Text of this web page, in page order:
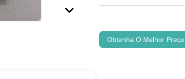
Obtenha O Melhor Preço